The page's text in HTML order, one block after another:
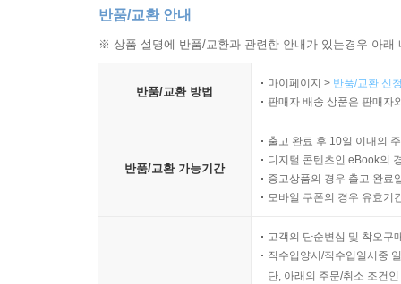
반품/교환 안내
※ 상품 설명에 반품/교환과 관련한 안내가 있는경우 아
반품/교환 방법
마이페이지 > 반품/교환 신
판매자 배송 상품은 판매자
반품/교환 가능기간
출고 완료 후 10일 이내의
디지털 콘텐츠인 eBook의
중고상품의 경우 출고 완료
모바일 쿠폰의 경우 유효기
고객의 단순변심 및 착오구
직수입양서/직수입일서중
단, 아래의 주문/취소 조건